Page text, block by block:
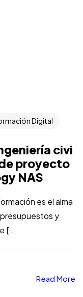
Digital
civi
proyecto
NAS
es el alma
y
[...
Read More